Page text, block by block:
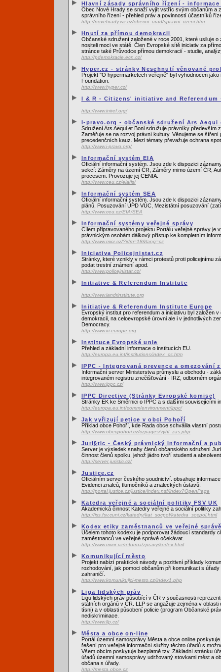
Hlavní zásady správního řízení -
Obec Nové Hrady se snaží vyjít vstříc svým občanům a
správního řízení - přehled práv a povinností účastníků
http://novehrady.wz.cz/obecni_urad/spravni_rizeni.htm
Hnutí za přímou demokracii
Občanské sdružení založené v roce 2001, které usiluje
nositeli moci ve státě. Člen Evropské sítě iniciativ za
stránce také Průvodce přímou demokracií - studie,
http://pdemokracie.ecn.cz/
Hyper.cz - stránky Nesehnutí věnované
Projekt "O hypermarketech veřejně" byl vyhodnocen
Foundation.
http://www.hyper.cz/
I & R - Citizens' initiative and
http://www.iniref.org/
I-pravo.org - občanské sdružení Ars Aequi
Sdružení Ars Aequi et Boni sdružuje právníky
Zaměřuje se na rozvoj právní kultury. Věnujeme se
precedenčních kauz. Mezi tématy převažuje ochrana
http://www.i-pravo.org/
Informační systém EIA
Oficiální informační systém. Jsou zde k dispozici
sekcí: Záměry na území ČR, Záměry mimo území ČR,
procesem. Provozuje jej CENIA.
http://www.ceu.cz/eia/is/
Informační systém SEA
Oficiální informační systém. Jsou zde k dispozici
plánů, Posuzování ÚPD VÚC, Mezistátní posuzování
http://www.ceu.cz/EIA/SEA
Informační systémy veřejné správy
Cílem připravovaného projektu Portálu veřejné správy je
právnickým osobám dálkový přístup ke kompletním
http://www.micr.cz/?idm=18&lang=cz
Iniciativa Policejnistat.cz
Stránky, které vznikly v rámci protestů proti policejnímu
podat trestní známení apod.
http://www.policejnistat.cz/
Initiative & Referendum Institute
http://www.iandrinstitute.org
Initiative & Referendum Institute Europe
Evropský institut pro referendum a iniciativu byl založen
demokracii, na celoevropské úrovni ale i v jednotlivých
Democracy.
http://www.iri-europe.org
Instituce Evropské unie
Přehled a základní informace o institucích EU.
http://europa.eu.int/institutions/index_cs.htm
IPPC - Integrovaná prevence a
Informační server Ministerstva průmyslu a obchodu -
integrovaném registru znečišťování - IRZ, odborném
http://www.ippc.cz/
IPPC Directive (Stránky Evropské komise)
Stránky EK ke Směrnici o IPPC a s dalšími souvisejícími
http://europa.eu.int/comm/environment/ippc/
Jak vyřizují petice v obci Pohoří
Příklad obce Pohoří, kde Rada obce schválila vlastní
http://www.obecpohori.cz/czpages/vyhl_zas.php
Juri§tic - Český právnický informační a
Server je výsledek snahy členů občanského sdružení
činnost členů spolku, jehož jádro tvoří studenti a
http://server.juristic.cz/
Justice.cz
Oficiálním server českého soudnictví. obsahuje
Evidenci znalců, tlumočníků a znaleckých ústavů.
http://portal.justice.cz/justice/index.nsf/index?OpenPage
Katedra veřejné a sociální politiky FSV UK
Akademická činnost Katedry veřejné a sociální politiky
http://iss.fsv.cuni.cz/katedry/kat_socpol/katedra_socpol.html
Kodex etiky zaměstnanců ve veřejné
Účelem tohoto kodexu je podporovat žádoucí standardy
zaměstnanců ve veřejné správě očekávat.
http://www.mvcr.cz/reforma/zpravy/kodex.html
Komunikující město
Projekt nabízí praktické návody a pozitivní příklady
rozhodování, jak pomoci občanům při komunikaci s
zahraničí.
http://www.komunikujici-mesto.cz/index1.php
Liga lidských práv
Ligu lidských práv působící v ČR v současnosti
státních orgánů v ČR. LLP se angažuje zejména v
tísni) a v oblasti působení policie (program Občanské
nediskriminace.
http://www.llp.cz/
Města a obce on-line
Portál územní samosprávy Města a obce online
řešení pro veřejné informační služby těchto úřadů s
Všem obcím poskytuje bezplatně tzv. Základní stránku
úřadů územní samosprávy udržovaný stovkami měst a
občana s úřady.
http://mesta.obce.cz